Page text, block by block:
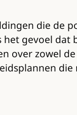
die de
gevoel
over zowel